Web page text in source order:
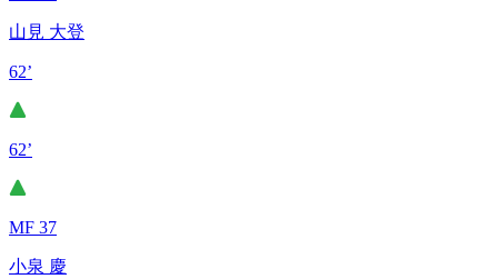
山見 大登
62’
62’
MF 37
小泉 慶